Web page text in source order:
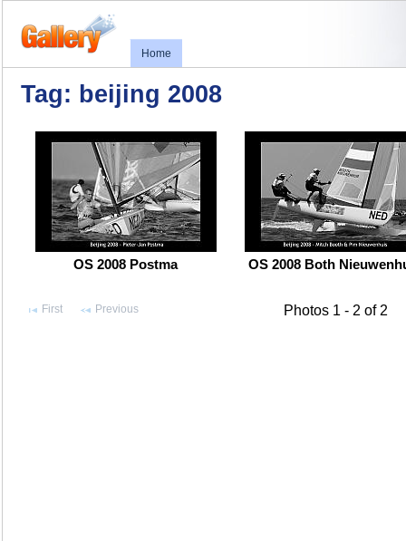
Home
Tag: beijing 2008
OS 2008 Postma OS 2008 Both
First Previous Photos 1 - 2 of 2